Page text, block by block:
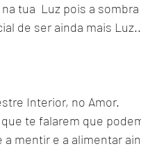
tua  Luz pois a
de ser ainda mais
Interior, no Amor.
te falarem que
mentir e a alimentar